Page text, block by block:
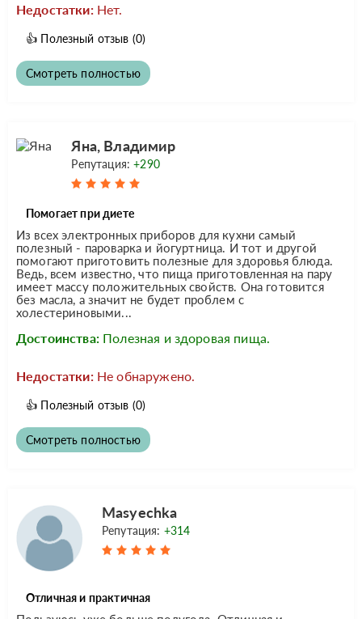
Недостатки: Нет.
👍 Полезный отзыв (0)
Смотреть полностью
Яна, Владимир
Репутация:+290
Помогает при диете
Из всех электронных приборов для кухни самый
полезный - пароварка и йогуртница. И тот и другой
помогают приготовить полезные для здоровья блюда.
Ведь, всем известно, что пища приготовленная на пару
имеет массу положительных свойств. Она готовится
без масла, а значит не будет проблем с
холестериновыми...
Достоинства: Полезная и здоровая пища.
Недостатки: Не обнаружено.
👍 Полезный отзыв (0)
Смотреть полностью
Masyechka
Репутация: +314
Отличная и практичная